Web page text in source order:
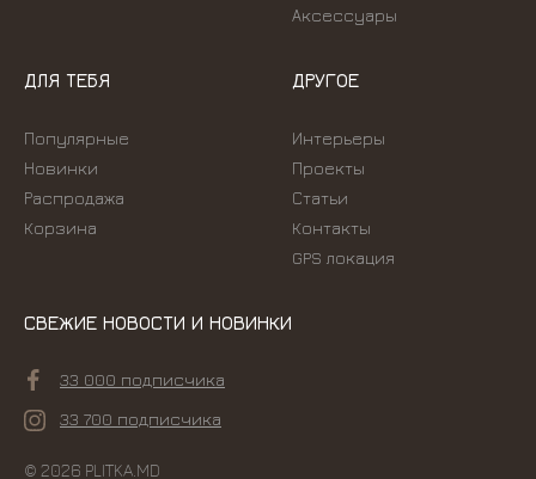
Аксессуары
ДЛЯ ТЕБЯ
Популярные
Новинки
Распродажа
Корзина
ДРУГОЕ
Интерьеры
Проекты
Статьи
Контакты
GPS локация
СВЕЖИЕ НОВОСТИ И НОВИНКИ
33 000 подписчика
33 700 подписчика
© 2026 PLITKA.MD